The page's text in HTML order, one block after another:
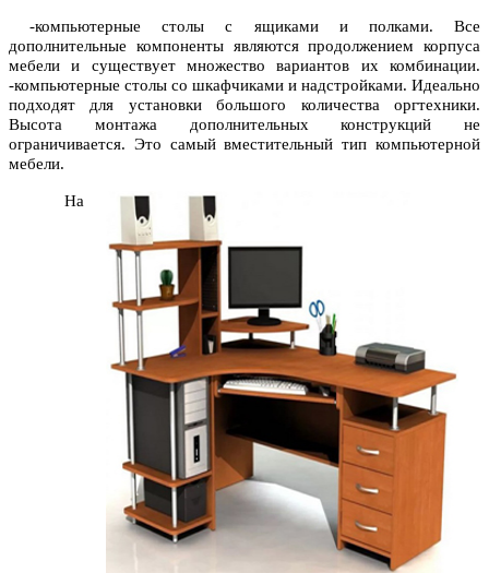
-компьютерные столы с ящиками и полками. Все
дополнительные компоненты являются продолжением корпуса
мебели и существует множество вариантов их комбинации.
-компьютерные столы со шкафчиками и надстройками. Идеально
подходят для установки большого количества оргтехники.
Высота монтажа дополнительных конструкций не
ограничивается. Это самый вместительный тип компьютерной
мебели.
На